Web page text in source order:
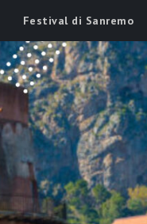
Festival di Sanremo